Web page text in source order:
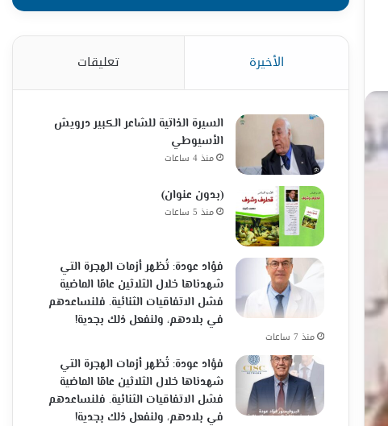
الأخيرة تعليقات
السيرة الذاتية للشاعر الكبير درويش
الأسيوطي
منذ 4 ساعات
(بدون عنوان)
منذ 5 ساعات
فؤاد عودة: تُظهر أزمات الهجرة التي
شهدناها خلال الثلاثين عامًا الماضية
فشل الاتفاقيات الثنائية. فلنساعدهم
في بلادهم، ولنفعل ذلك بجدية!
منذ 7 ساعات
فؤاد عودة: تُظهر أزمات الهجرة التي
شهدناها خلال الثلاثين عامًا الماضية
فشل الاتفاقيات الثنائية. فلنساعدهم
في بلادهم، ولنفعل ذلك بجدية!